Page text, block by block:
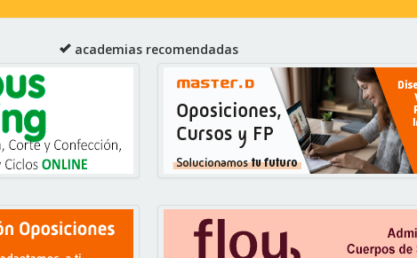
academias recomendadas